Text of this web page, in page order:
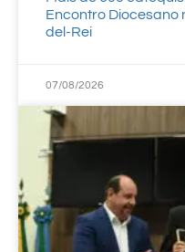
Encontro Diocesano
del-Rei
07/08/2026